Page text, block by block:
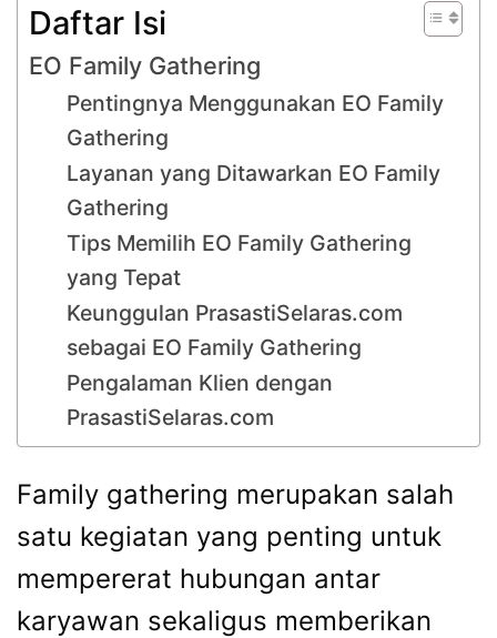
Daftar Isi
EO Family Gathering
Pentingnya Menggunakan EO Family
Gathering
Layanan yang Ditawarkan EO Family
Gathering
Tips Memilih EO Family Gathering
yang Tepat
Keunggulan PrasastiSelaras.com
sebagai EO Family Gathering
Pengalaman Klien dengan
PrasastiSelaras.com
Family gathering merupakan salah
satu kegiatan yang penting untuk
mempererat hubungan antar
karyawan sekaligus memberikan